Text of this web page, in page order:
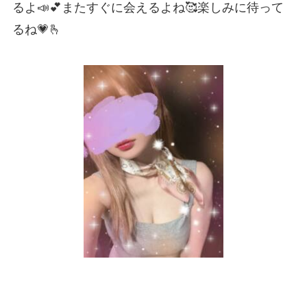
るよ📣💕またすぐに会えるよね🥰楽しみに待って
るね💗🫰